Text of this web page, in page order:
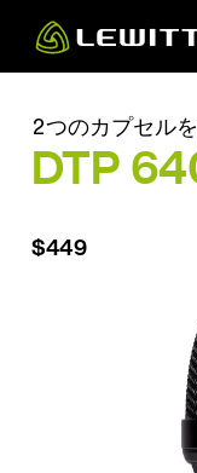
main
2つのカプセル
DTP
$449